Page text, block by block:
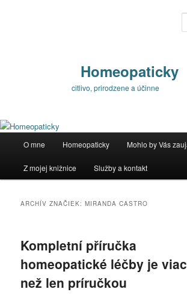
Homeopaticky
citlivo, prirodzene a účinne
O mne Homeopaticky Mohlo by Vás
Z mojej knižnice Služby a kontakt
ARCHÍV ZNAČIEK:MIRANDA CASTRO
Kompletní příručka
homeopatické léčby je viac
než len príručkou